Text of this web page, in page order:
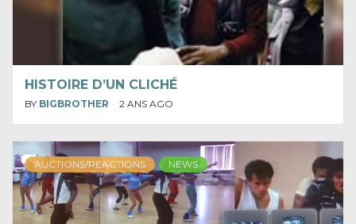
HISTOIRE D’UN CLICHÉ
BY BIGBROTHER 2 ANS AGO
AUCTIONS/REACTIONS NEWS